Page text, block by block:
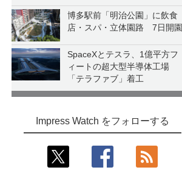
博多駅前「明治公園」に飲食
店・スパ・立体園路 7日開園
SpaceXとテスラ、1億平方フ
ィートの超大型半導体工場
「テラファブ」着工
Impress Watch をフォローする